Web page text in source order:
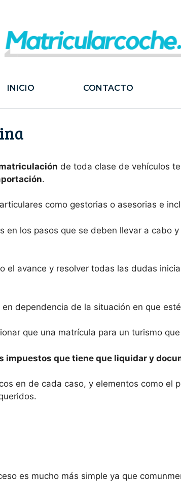
INICIO CONTACTO
de toda clase de vehículos
.
como gestorias o asesorias e
en los pasos que se deben llevar a cabo
avance y resolver todas las dudas
dependencia de la situación en que
que una matrícula para un turismo
impuestos que tiene que liquidar y
en de cada caso, y elementos como
es mucho más simple ya que